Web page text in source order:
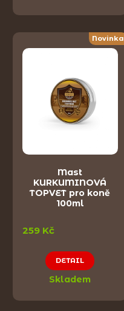
Novinka
Mast
KURKUMINOVÁ
TOPVET pro koně
100ml
259 Kč
DETAIL
Skladem